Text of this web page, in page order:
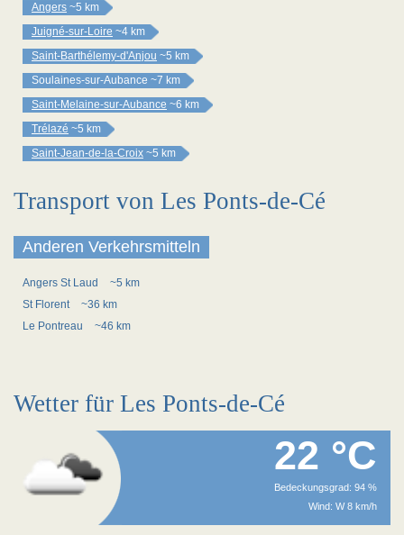
Angers ~5 km
Juigné-sur-Loire ~4 km
Saint-Barthélemy-d'Anjou ~5 km
Soulaines-sur-Aubance ~7 km
Saint-Melaine-sur-Aubance ~6 km
Trélazé ~5 km
Saint-Jean-de-la-Croix ~5 km
Transport von Les Ponts-de-Cé
Anderen Verkehrsmitteln
Angers St Laud
~5 km
St Florent
~36 km
Le Pontreau
~46 km
Wetter für Les Ponts-de-Cé
22 °C
Bedeckungsgrad: 94 %
Wind: W 8 km/h